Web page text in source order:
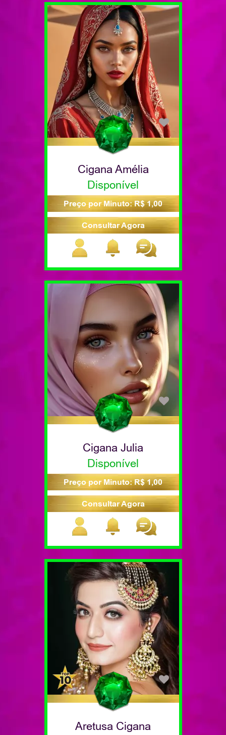
Cigana Amélia
Disponível
Preço por Minuto: R$ 1,00
Consultar Agora
Cigana Julia
Disponível
Preço por Minuto: R$ 1,00
Consultar Agora
Aretusa Cigana